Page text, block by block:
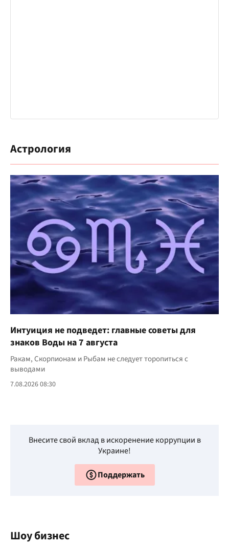
Астрология
Интуиция не подведет: главные советы для
знаков Воды на 7 августа
Ракам, Скорпионам и Рыбам не следует торопиться с
выводами
7.08.2026 08:30
Внесите свой вклад в искоренение коррупции в
Украине!
Поддержать
Шоу бизнес